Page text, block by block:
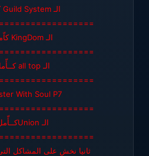
الـ Guild System كاّمل 100% ,
الـ KingDom كاّمل 100% ,
الـ all top كــأّمل 100% ,
With Soul P7
الـ Unionكــأّمل 100% ,
ثانيا نخش على المشاكل